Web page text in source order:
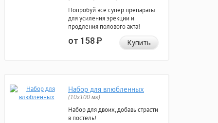
Попробуй все супер препараты
для усиления эрекции и
продления полового акта!
от 158Р Купить
Набор для влюбленных
(10х100 мг)
Набор для двоих, добавь страсти
в постель!